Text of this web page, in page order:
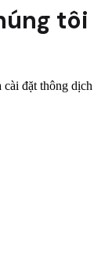
tôi
cài đặt thông dịch